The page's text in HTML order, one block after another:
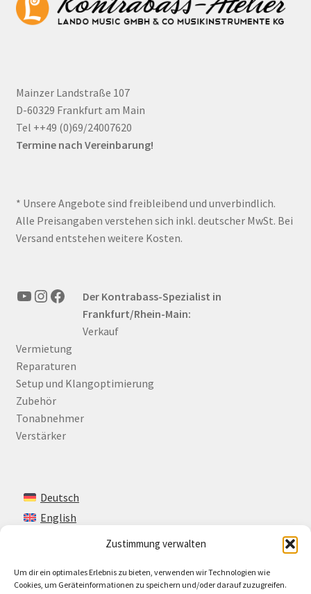
Zustimmung verwalten
Um dir ein optimales Erlebnis zu bieten, verwenden wir Technologien wie
Cookies, um Geräteinformationen zu speichern und/oder darauf zuzugreifen.
Mainzer Landstraße 107
D-60329 Frankfurt am Main
Tel ++49 (0)69/24007620
Termine nach Vereinbarung!
* Unsere Angebote sind freibleibend und unverbindlich.
Alle Preisangaben verstehen sich inkl. deutscher MwSt. Bei
Versand entstehen weitere Kosten.
YouTube
Instagram
FacebookDer Kontrabass-Spezialist in
Frankfurt/Rhein-Main:
Verkauf
Vermietung
Reparaturen
Setup und Klangoptimierung
Zubehör
Tonabnehmer
Verstärker
Deutsch
English
Kontakt